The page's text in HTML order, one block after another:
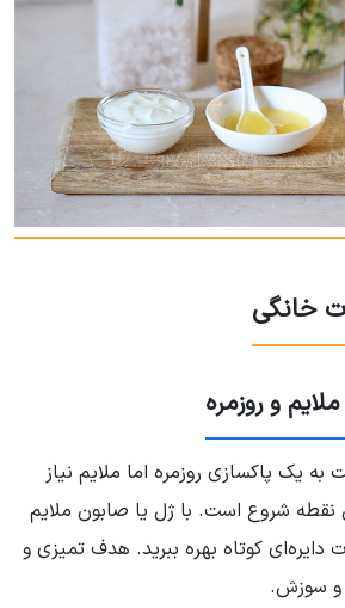
خانگی
و روزمره
یک پاکسازی روزمره اما ملایم نیاز
نقطه شروع است. با ژل یا صابون ملایم
دایره‌ای کوتاه بهره ببرید. هدف تمیزی و
و سوزش.